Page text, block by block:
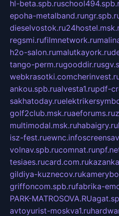
hl-beta.spb.ru
epoha-metalband.ru
dieselvostok.ru
regsmi.rufilmnetwork.ru
h2o-salon.rumalutkayork.ru
tango-perm.rugooddir.ru
webkrasotki.com
ankou.spb.rualvesta1.rupdf-
sakhatoday.ru
golf2club.msk.ruaeforums.ru
multimodal.msk.ruhabaigry.ru
isz-fest.ruewnc.info
volnav.spb.rucomnat.ru
tesiaes.rucard.com.ru
gildiya-kuznecov.ru
griffoncom.spb.rufabrika-
PARK-MATROSOVA.RU
avtoyurist-moskva1.ru